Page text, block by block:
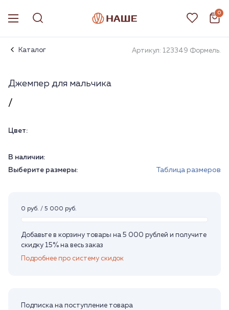
0
Каталог Артикул: 123349 Формель.
Джемпер для мальчика
/
Цвет:
В наличии:
Выберите размеры:
Таблица размеров
0 руб. / 5 000 руб.
Добавьте в корзину товары на 5 000 рублей и получите
скидку 15% на весь заказ
Подробнее про систему скидок
Подписка на поступление товара